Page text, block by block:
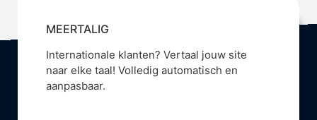
MEERTALIG
Internationale klanten? Vertaal jouw site
naar elke taal! Volledig automatisch en
aanpasbaar.